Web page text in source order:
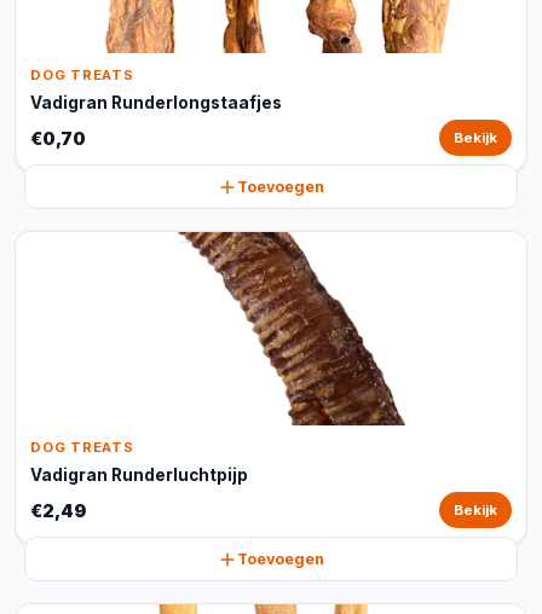
DOG TREATS
Vadigran Runderlongstaafjes
€0,70 Bekijk
Toevoegen
DOG TREATS
Vadigran Runderluchtpijp
€2,49 Bekijk
Toevoegen